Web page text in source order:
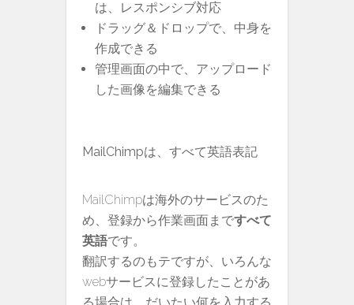
は、レスポンシブ対応
ドラッグ＆ドロップで、中身を
作成できる
管理画面の中で、アップロード
した画像を編集できる
MailChimpは、すべて英語表記
MailChimpは海外のサービスのた
め、登録から作業画面まですべて
英語です。
翻訳するのもテですが、いろんな
webサービスに登録したことがあ